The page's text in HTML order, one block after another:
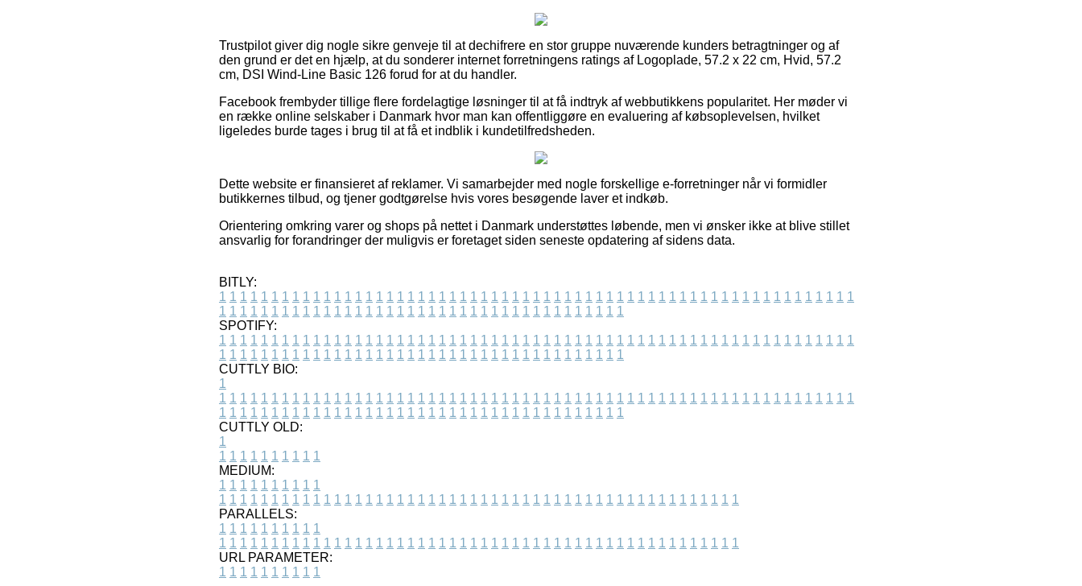
Trustpilot giver dig nogle sikre genveje til at dechifrere en stor gruppe nuværende kunders betragtninger og af
den grund er det en hjælp, at du sonderer internet forretningens ratings af Logoplade, 57.2 x 22 cm, Hvid, 57.2
cm, DSI Wind-Line Basic 126 forud for at du handler.
Facebook frembyder tillige flere fordelagtige løsninger til at få indtryk af webbutikkens popularitet. Her møder vi
en række online selskaber i Danmark hvor man kan offentliggøre en evaluering af købsoplevelsen, hvilket
ligeledes burde tages i brug til at få et indblik i kundetilfredsheden.
Dette website er finansieret af reklamer. Vi samarbejder med nogle forskellige e-forretninger når vi formidler
butikkernes tilbud, og tjener godtgørelse hvis vores besøgende laver et indkøb.
Orientering omkring varer og shops på nettet i Danmark understøttes løbende, men vi ønsker ikke at blive stillet
ansvarlig for forandringer der muligvis er foretaget siden seneste opdatering af sidens data.
BITLY:
1 1 1 1 1 1 1 1 1 1 1 1 1 1 1 1 1 1 1 1 1 1 1 1 1 1 1 1 1 1 1 1 1 1 1 1 1 1 1 1 1 1 1 1 1 1 1 1 1 1 1 1 1 1 1 1 1 1 1 1 1
1 1 1 1 1 1 1 1 1 1 1 1 1 1 1 1 1 1 1 1 1 1 1 1 1 1 1 1 1 1 1 1 1 1 1 1 1 1 1
SPOTIFY:
1 1 1 1 1 1 1 1 1 1 1 1 1 1 1 1 1 1 1 1 1 1 1 1 1 1 1 1 1 1 1 1 1 1 1 1 1 1 1 1 1 1 1 1 1 1 1 1 1 1 1 1 1 1 1 1 1 1 1 1 1
1 1 1 1 1 1 1 1 1 1 1 1 1 1 1 1 1 1 1 1 1 1 1 1 1 1 1 1 1 1 1 1 1 1 1 1 1 1 1
CUTTLY BIO:
1
1 1 1 1 1 1 1 1 1 1 1 1 1 1 1 1 1 1 1 1 1 1 1 1 1 1 1 1 1 1 1 1 1 1 1 1 1 1 1 1 1 1 1 1 1 1 1 1 1 1 1 1 1 1 1 1 1 1 1 1 1
1 1 1 1 1 1 1 1 1 1 1 1 1 1 1 1 1 1 1 1 1 1 1 1 1 1 1 1 1 1 1 1 1 1 1 1 1 1 1
CUTTLY OLD:
1
1 1 1 1 1 1 1 1 1 1
MEDIUM:
1 1 1 1 1 1 1 1 1 1
1 1 1 1 1 1 1 1 1 1 1 1 1 1 1 1 1 1 1 1 1 1 1 1 1 1 1 1 1 1 1 1 1 1 1 1 1 1 1 1 1 1 1 1 1 1 1 1 1 1
PARALLELS:
1 1 1 1 1 1 1 1 1 1
1 1 1 1 1 1 1 1 1 1 1 1 1 1 1 1 1 1 1 1 1 1 1 1 1 1 1 1 1 1 1 1 1 1 1 1 1 1 1 1 1 1 1 1 1 1 1 1 1 1
URL PARAMETER:
1 1 1 1 1 1 1 1 1 1